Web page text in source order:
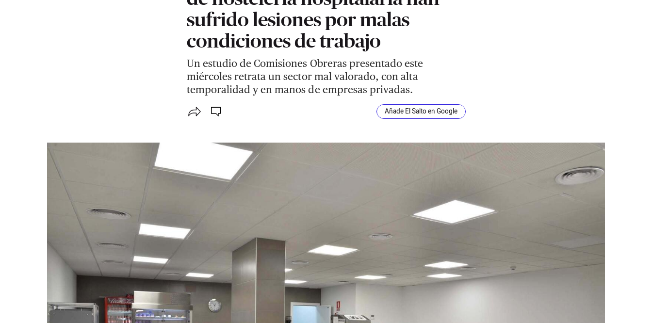
sufrido lesiones por malas
condiciones de trabajo
Un estudio de Comisiones Obreras presentado este
miércoles retrata un sector mal valorado, con alta
temporalidad y en manos de empresas privadas.
Añade El Salto en Google